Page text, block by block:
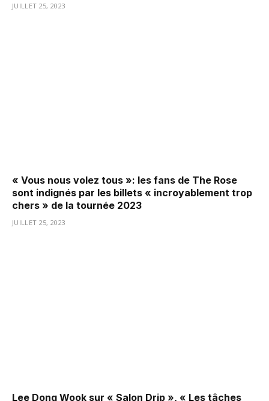
JUILLET 25, 2023
« Vous nous volez tous »: les fans de The Rose
sont indignés par les billets « incroyablement trop
chers » de la tournée 2023
JUILLET 25, 2023
Lee Dong Wook sur « Salon Drip », « Les tâches